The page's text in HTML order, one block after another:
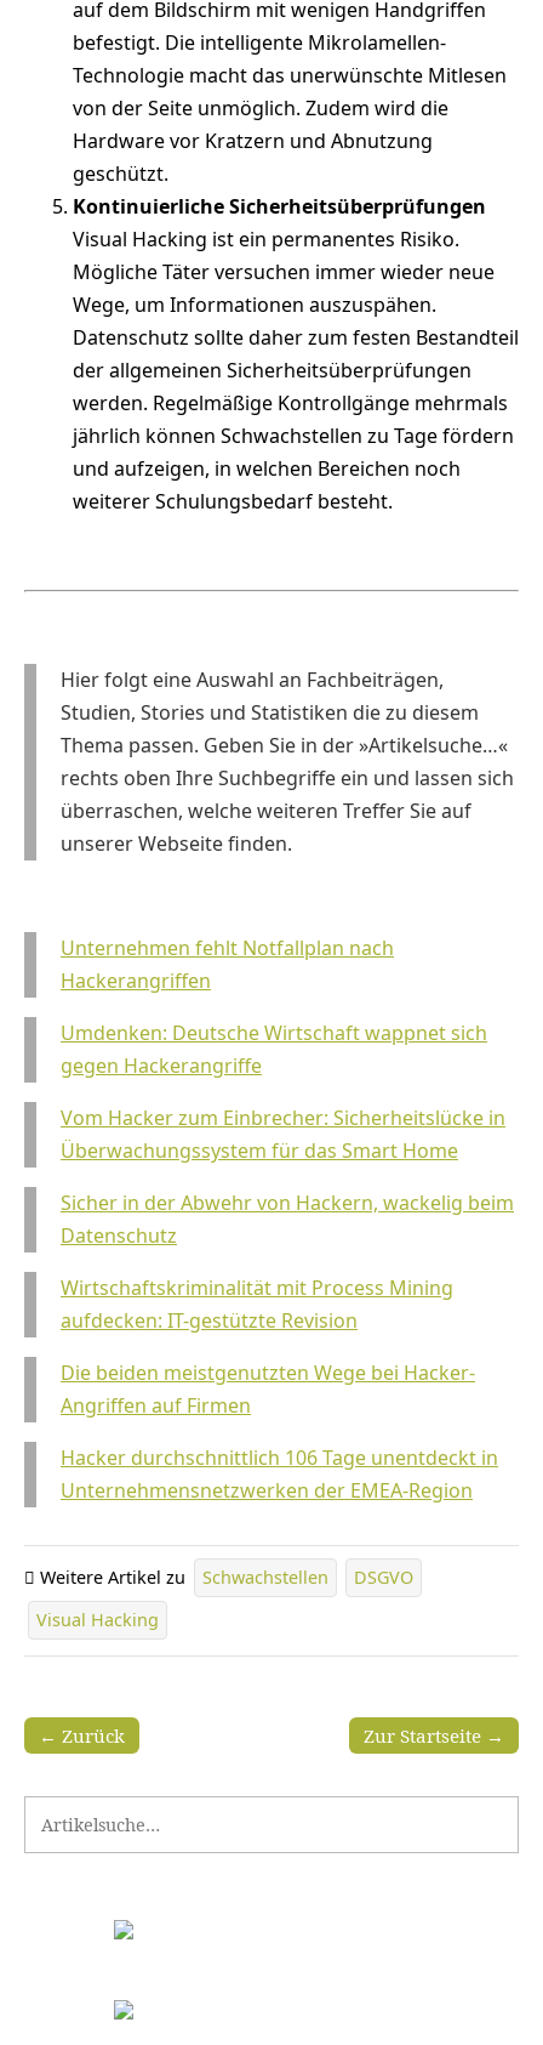
auf dem Bildschirm mit wenigen Handgriffen
befestigt. Die intelligente Mikrolamellen-
Technologie macht das unerwünschte Mitlesen
von der Seite unmöglich. Zudem wird die
Hardware vor Kratzern und Abnutzung
geschützt.
Kontinuierliche Sicherheitsüberprüfungen
Visual Hacking ist ein permanentes Risiko.
Mögliche Täter versuchen immer wieder neue
Wege, um Informationen auszuspähen.
Datenschutz sollte daher zum festen Bestandteil
der allgemeinen Sicherheitsüberprüfungen
werden. Regelmäßige Kontrollgänge mehrmals
jährlich können Schwachstellen zu Tage fördern
und aufzeigen, in welchen Bereichen noch
weiterer Schulungsbedarf besteht.
Hier folgt eine Auswahl an Fachbeiträgen,
Studien, Stories und Statistiken die zu diesem
Thema passen. Geben Sie in der »Artikelsuche…«
rechts oben Ihre Suchbegriffe ein und lassen sich
überraschen, welche weiteren Treffer Sie auf
unserer Webseite finden.
Unternehmen fehlt Notfallplan nach
Hackerangriffen
Umdenken: Deutsche Wirtschaft wappnet sich
gegen Hackerangriffe
Vom Hacker zum Einbrecher: Sicherheitslücke in
Überwachungssystem für das Smart Home
Sicher in der Abwehr von Hackern, wackelig beim
Datenschutz
Wirtschaftskriminalität mit Process Mining
aufdecken: IT-gestützte Revision
Die beiden meistgenutzten Wege bei Hacker-
Angriffen auf Firmen
Hacker durchschnittlich 106 Tage unentdeckt in
Unternehmensnetzwerken der EMEA-Region
Weitere Artikel zu Schwachstellen
DSGVO
Visual Hacking
Zur Startseite →
← Zurück